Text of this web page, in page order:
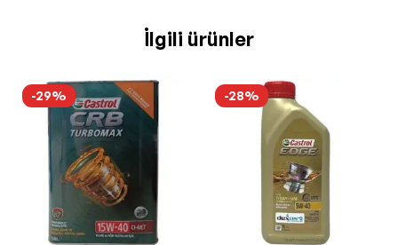
İlgili ürünler
-29% -28%